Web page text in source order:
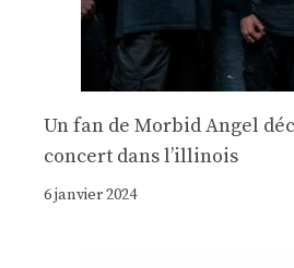
Un fan de Morbid Angel
concert dans l’illinois
6 janvier 2024